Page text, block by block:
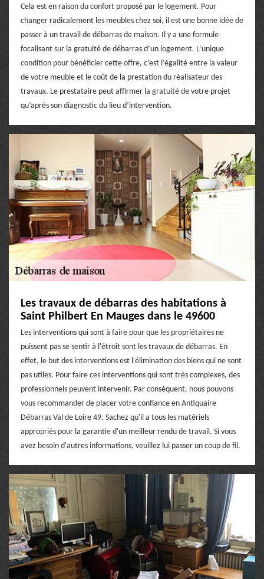
Cela est en raison du confort proposé par le logement. Pour
changer radicalement les meubles chez soi, il est une bonne idée de
passer à un travail de débarras de maison. Il y a une formule
focalisant sur la gratuité de débarras d’un logement. L’unique
condition pour bénéficier cette offre, c’est l’égalité entre la valeur
de votre meuble et le coût de la prestation du réalisateur des
travaux. Le prestataire peut affirmer la gratuité de votre projet
qu’après son diagnostic du lieu d’intervention.
Les travaux de débarras des habitations à
Saint Philbert En Mauges dans le 49600
Les interventions qui sont à faire pour que les propriétaires ne
puissent pas se sentir à l'étroit sont les travaux de débarras. En
effet, le but des interventions est l'élimination des biens qui ne sont
pas utiles. Pour faire ces interventions qui sont très complexes, des
professionnels peuvent intervenir. Par conséquent, nous pouvons
vous recommander de placer votre confiance en Antiquaire
Débarras Val de Loire 49. Sachez qu'il a tous les matériels
appropriés pour la garantie d'un meilleur rendu de travail. Si vous
avez besoin d'autres informations, veuillez lui passer un coup de fil.